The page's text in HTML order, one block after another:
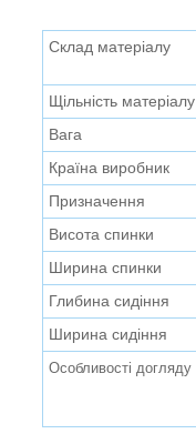
Склад матеріалу
Щільність матеріалу
Вага
Країна виробник
Призначення
Висота спинки
Ширина спинки
Глибина сидіння
Ширина сидіння
Особливості догляду